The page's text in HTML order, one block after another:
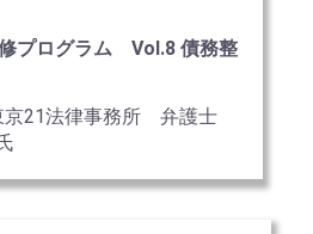
プログラム Vol.8 債務整
京21法律事務所 弁護士